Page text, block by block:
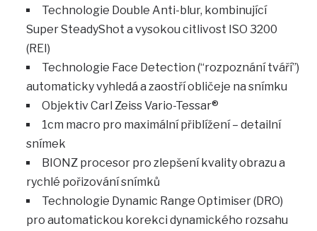
Technologie Double Anti-blur, kombinující
Super SteadyShot a vysokou citlivost ISO 3200
(REI)
Technologie Face Detection (“rozpoznání tváří”)
automaticky vyhledá a zaostří obličeje na snímku
Objektiv Carl Zeiss Vario-Tessar®
1cm macro pro maximální přiblížení – detailní
snímek
BIONZ procesor pro zlepšení kvality obrazu a
rychlé pořizování snímků
Technologie Dynamic Range Optimiser (DRO)
pro automatickou korekci dynamického rozsahu